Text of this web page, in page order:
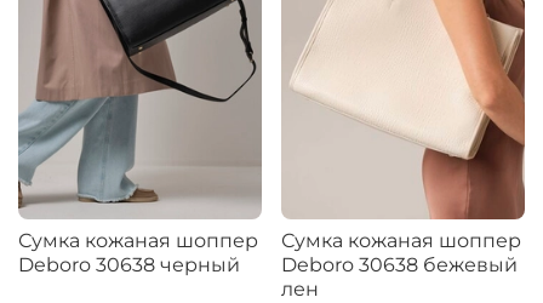
Сумка кожаная шоппер
Deboro 30638 черный
Сумка кожаная шоппер
Deboro 30638 бежевый
лен